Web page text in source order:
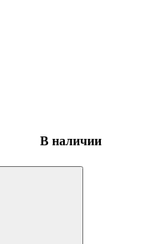
В наличии